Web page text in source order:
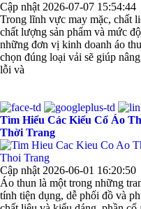
Cập nhật 2026-07-07 15:54:44
Trong lĩnh vực may mặc, chất
chất lượng sản phẩm và mức
những đơn vị kinh doanh áo
chọn đúng loại vải sẽ giúp
lỗi và
Tìm Hiểu Các Kiểu Cổ Áo
Thời Trang
Cập nhật 2026-06-01 16:20:50
Áo thun là một trong những
tính tiện dụng, dễ phối đồ và